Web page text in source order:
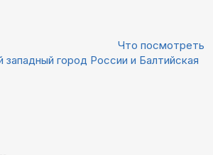
Что посмотреть
западный город России и Балтийская